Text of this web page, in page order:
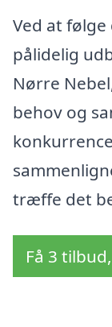
Ved at
pålidelig
Nørre
behov og
træffe det
Få 3